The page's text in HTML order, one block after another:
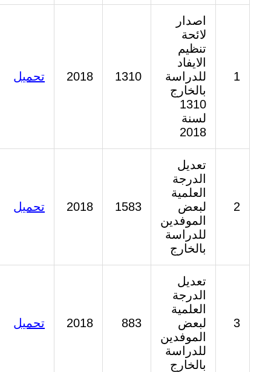
1
اصدار
لائحة
تنظيم
الايفاد
للدراسة
بالخارج
1310
لسنة
2018
1310
2018 تحميل
2
تعديل
الدرجة
العلمية
لبعض
الموفدين
للدراسة
بالخارج
1583
2018 تحميل
3
تعديل
الدرجة
العلمية
لبعض
الموفدين
للدراسة
بالخارج
883
2018 تحميل